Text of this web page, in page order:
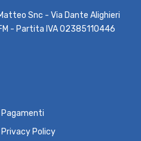
Snc - Via Dante Alighieri
- Partita IVA 02385110446
Pagamenti
Privacy Policy